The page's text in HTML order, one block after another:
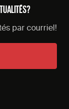
par courriel!